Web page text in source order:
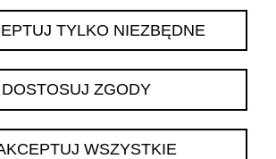
TYLKO NIEZBĘDNE
DOSTOSUJ ZGODY
WSZYSTKIE